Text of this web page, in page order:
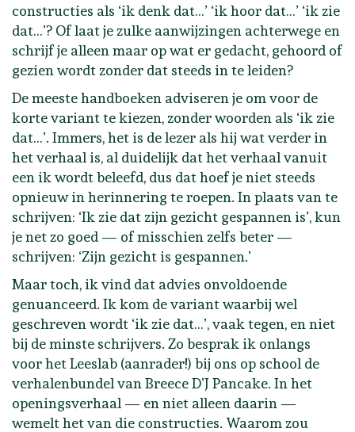
constructies als ‘ik denk dat…’ ‘ik hoor dat…’ ‘ik zie
dat…’? Of laat je zulke aanwijzingen achterwege en
schrijf je alleen maar op wat er gedacht, gehoord of
gezien wordt zonder dat steeds in te leiden?
De meeste handboeken adviseren je om voor de
korte variant te kiezen, zonder woorden als ‘ik zie
dat…’. Immers, het is de lezer als hij wat verder in
het verhaal is, al duidelijk dat het verhaal vanuit
een ik wordt beleefd, dus dat hoef je niet steeds
opnieuw in herinnering te roepen. In plaats van te
schrijven: ‘Ik zie dat zijn gezicht gespannen is’, kun
je net zo goed — of misschien zelfs beter —
schrijven: ‘Zijn gezicht is gespannen.’
Maar toch, ik vind dat advies onvoldoende
genuanceerd. Ik kom de variant waarbij wel
geschreven wordt ‘ik zie dat…’, vaak tegen, en niet
bij de minste schrijvers. Zo besprak ik onlangs
voor het Leeslab (aanrader!) bij ons op school de
verhalenbundel van Breece D’J Pancake. In het
openingsverhaal — en niet alleen daarin —
wemelt het van die constructies. Waarom zou